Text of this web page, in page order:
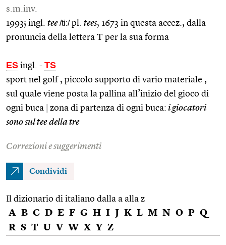
s.m.inv.
1993; ingl. tee /ti:/pl. tees, 1673 in questa accez., dalla
pronuncia della lettera T per la sua forma
ES ingl. - TS
sport nel golf , piccolo supporto di vario materiale ,
sul quale viene posta la pallina all’inizio del gioco di
ogni buca
zona di partenza di ogni buca: i giocatori
sono sultee della tre
Correzioni e suggerimenti
Condividi
Il dizionario di italiano dalla a alla z
A B C D E F G H I J K L M N O P Q
R S T U V W X Y Z